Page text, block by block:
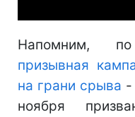
Напомним,
призывная
на грани срыва -
ноября